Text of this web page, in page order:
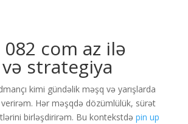
com az ilə
strategiya
kimi gündəlik məşq və yarışlarda
Hər məşqdə dözümlülük, sürət
birləşdirirəm. Bu kontekstdə pin up